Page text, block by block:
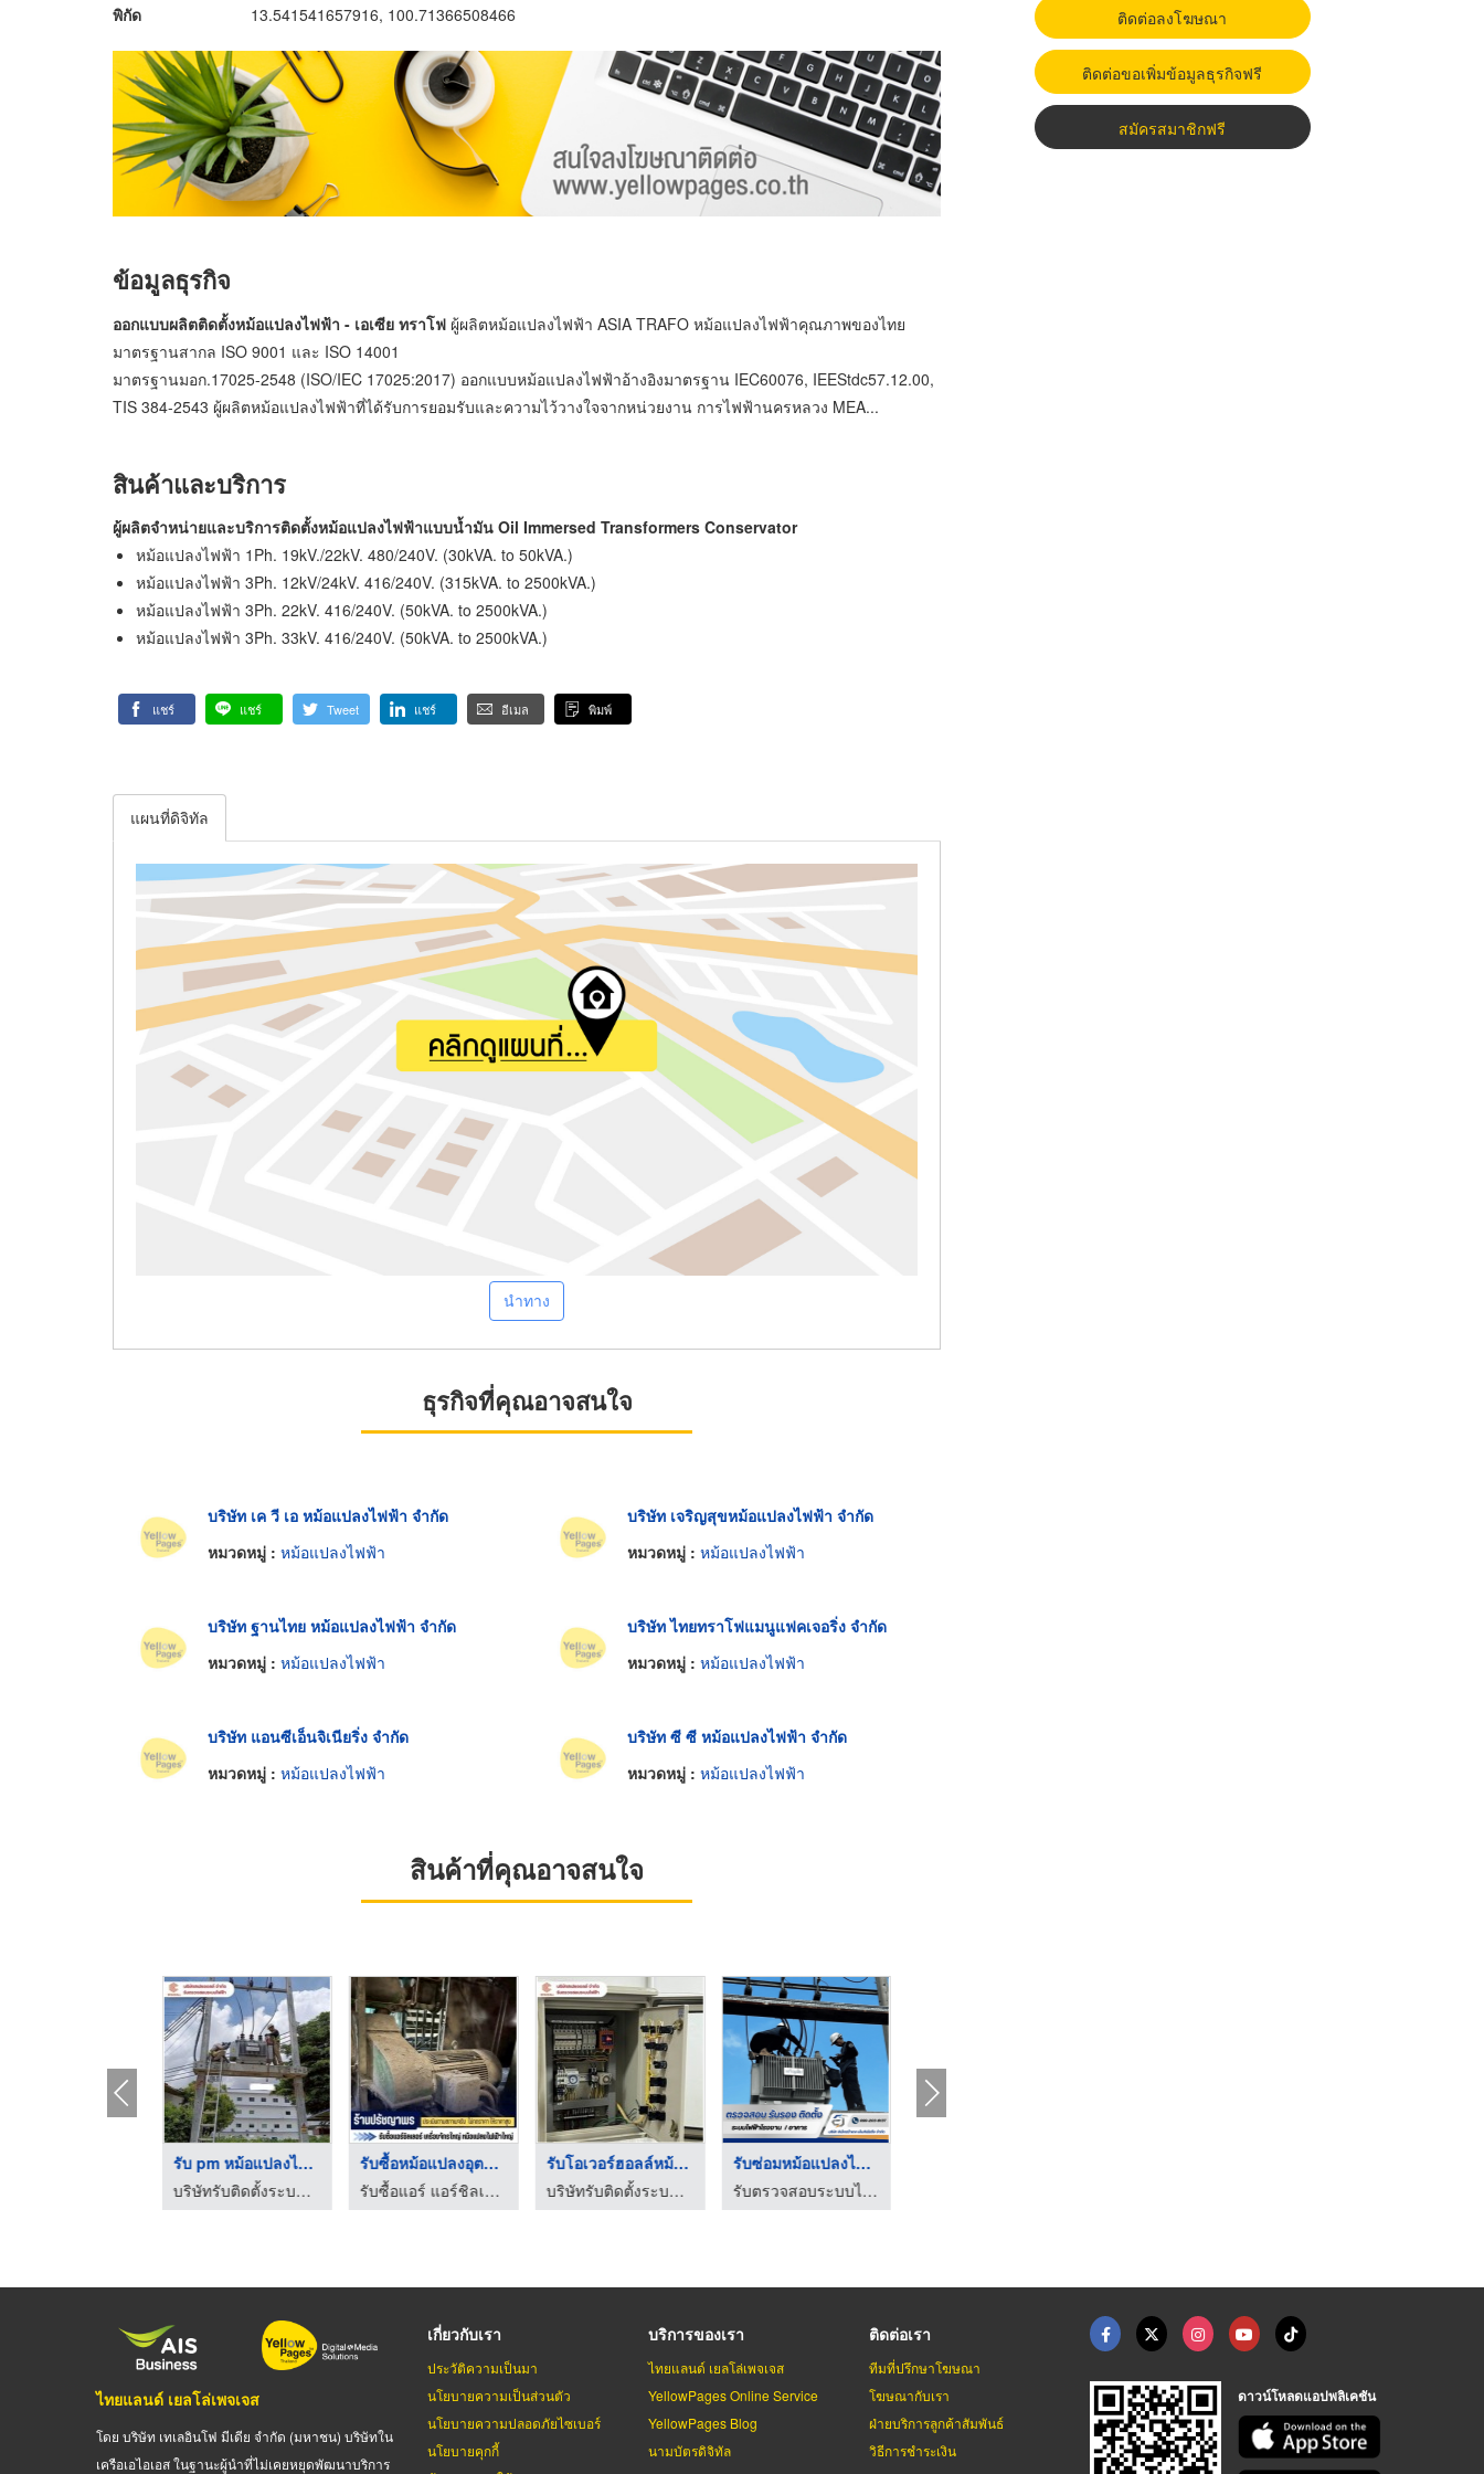
พิกัด 13.541541657916, 100.71366508466
ข้อมูลธุรกิจ
ออกแบบผลิตติดตั้งหม้อแปลงไฟฟ้า - เอเซีย ทราโฟ ผู้ผลิตหม้อแปลงไฟฟ้า ASIA TRAFO หม้อแปลงไฟฟ้าคุณภาพของไทย
มาตรฐานสากล ISO 9001 และ ISO 14001
มาตรฐานมอก.17025-2548 (ISO/IEC 17025:2017) ออกแบบหม้อแปลงไฟฟ้าอ้างอิงมาตรฐาน IEC60076, IEEStdc57.12.00,
TIS 384-2543 ผู้ผลิตหม้อแปลงไฟฟ้าที่ได้รับการยอมรับและความไว้วางใจจากหน่วยงาน การไฟฟ้านครหลวง MEA...
สินค้าและบริการ
ผู้ผลิตจำหน่ายและบริการติดตั้งหม้อแปลงไฟฟ้าแบบน้ำมัน Oil Immersed Transformers Conservator
หม้อแปลงไฟฟ้า 1Ph. 19kV./22kV. 480/240V. (30kVA. to 50kVA.)
หม้อแปลงไฟฟ้า 3Ph. 12kV/24kV. 416/240V. (315kVA. to 2500kVA.)
หม้อแปลงไฟฟ้า 3Ph. 22kV. 416/240V. (50kVA. to 2500kVA.)
หม้อแปลงไฟฟ้า 3Ph. 33kV. 416/240V. (50kVA. to 2500kVA.)
แชร์ แชร์ Tweet แชร์ อีเมล พิมพ์
แผนที่ดิจิทัล
นำทาง
ธุรกิจที่คุณอาจสนใจ
บริษัท เค วี เอ หม้อแปลงไฟฟ้า จำกัด
หมวดหมู่ : หม้อแปลงไฟฟ้า
บริษัท เจริญสุขหม้อแปลงไฟฟ้า จำกัด
หมวดหมู่ : หม้อแปลงไฟฟ้า
บริษัท ฐานไทย หม้อแปลงไฟฟ้า จำกัด
หมวดหมู่ : หม้อแปลงไฟฟ้า
บริษัท ไทยทราโฟแมนูแฟคเจอริ่ง จำกัด
หมวดหมู่ : หม้อแปลงไฟฟ้า
บริษัท แอนซีเอ็นจิเนียริ่ง จำกัด
หมวดหมู่ : หม้อแปลงไฟฟ้า
บริษัท ซี ซี หม้อแปลงไฟฟ้า จำกัด
หมวดหมู่ : หม้อแปลงไฟฟ้า
สินค้าที่คุณอาจสนใจ
รับ pm หม้อแปลงไฟฟ้า
บริษัทรับติดตั้งระบบไฟฟ้า ตรวจสอบระบบไฟฟ้า ระบบดับเพลิง – ระยอง
รับซื้อหม้อแปลงอุตสา ...
รับซื้อแอร์ แอร์ชิลเลอร์ เครื่องจักร หม้อแปลงไฟฟ้า ทุกรุ่น - PYP Recycle
รับโอเวอร์ฮอลล์หม้อแ ...
บริษัทรับติดตั้งระบบไฟฟ้า ตรวจสอบระบบไฟฟ้า ระบบดับเพลิง – ระยอง
รับซ่อมหม้อแปลงไฟฟ้า
รับตรวจสอบระบบไฟฟ้า ระบบ Fire Alarm - อิเล็กตร้าเทค เอ็นจิเนียริ่ง
ติดต่อลงโฆษณา
ติดต่อขอเพิ่มข้อมูลธุรกิจฟรี
สมัครสมาชิกฟรี
ไทยแลนด์ เยลโล่เพจเจส
โดย บริษัท เทเลอินโฟ มีเดีย จำกัด (มหาชน) บริษัทใน
เครือเอไอเอส ในฐานะผู้นำที่ไม่เคยหยุดพัฒนาบริการ
เกี่ยวกับเรา
ประวัติความเป็นมา
นโยบายความเป็นส่วนตัว
นโยบายความปลอดภัยไซเบอร์
นโยบายคุกกี้
บริการของเรา
ไทยแลนด์ เยลโล่เพจเจส
YellowPages Online Service
YellowPages Blog
นามบัตรดิจิทัล
ติดต่อเรา
ทีมที่ปรึกษาโฆษณา
โฆษณากับเรา
ฝ่ายบริการลูกค้าสัมพันธ์
วิธีการชำระเงิน
ดาวน์โหลดแอปพลิเคชัน